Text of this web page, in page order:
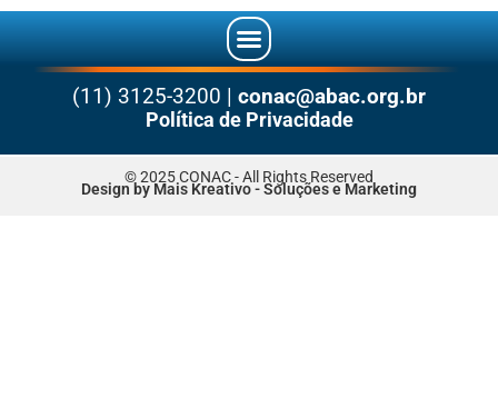
(11) 3125-3200 | conac@abac.org.br
Política de Privacidade
© 2025 CONAC - All Rights Reserved
Design by Mais Kreativo - Soluções e Marketing